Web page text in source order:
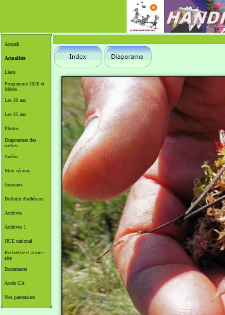
Accueil
Actualités
Liens
Programme 2026 et
Météo
Les 20 ans
Les 25 ans
Photos
Diaporamas des
sorties
Vidéos
Mini séjours
Journaux
Bulletin d'adhésion
Archives
Archives 1
HCE national
Recherche et ancien
site
Documents
Accès CA
Nos partenaires